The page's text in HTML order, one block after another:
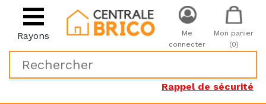
Rayons
Rappel de sécurité
Me
connecter
Mon panier
(0)